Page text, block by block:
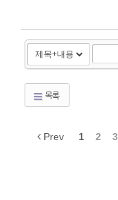
목록
Prev 1 2 3